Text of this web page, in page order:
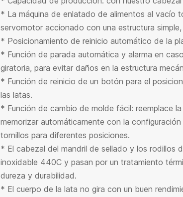
* La máquina de enlatado de alimentos al vacío
servomotor accionado con una estructura
* Posicionamiento de reinicio automático de la
* Función de parada automática y alarma en
giratoria, para evitar daños en la estructura
* Función de reinicio de un botón para el
las latas.
* Función de cambio de molde fácil: reemplace
memorizar automáticamente con la
tornillos para diferentes posiciones.
* El cabezal del mandril de sellado y los rodillos
inoxidable 440C y pasan por un tratamiento
dureza y durabilidad.
* El cuerpo de la lata no gira con un buen